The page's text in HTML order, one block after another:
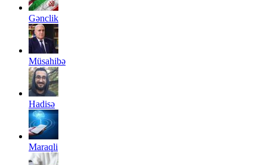
Gənclik
Müsahibə
Hadisə
Maraqli